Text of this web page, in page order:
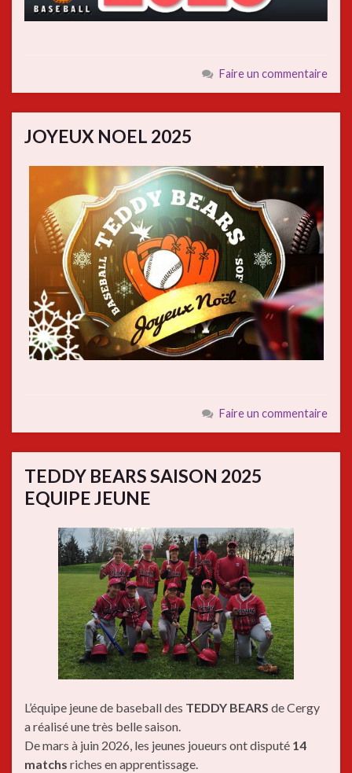
Faire un commentaire
JOYEUX NOEL 2025
Faire un commentaire
TEDDY BEARS SAISON 2025
EQUIPE JEUNE
L’équipe jeune de baseball des TEDDY BEARS de Cergy
a réalisé une très belle saison.
De mars à juin 2026, les jeunes joueurs ont disputé 14
matchs riches en apprentissage.